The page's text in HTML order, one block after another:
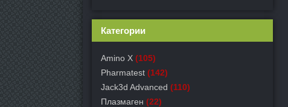
Категории
Amino X (105)
Pharmatest (142)
Jack3d Advanced (110)
Плазмаген (22)